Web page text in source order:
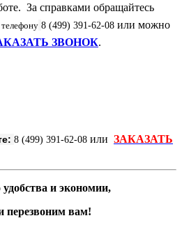
За справками обращайтесь
телефону 8 (499) 391-62-08 или можно
ЗВОНОК.
8 (499) 391-62-08 или ЗАКАЗАТЬ
и экономии,
перезвоним вам!